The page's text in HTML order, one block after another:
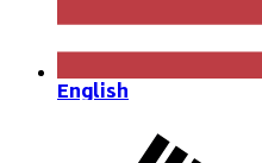
English